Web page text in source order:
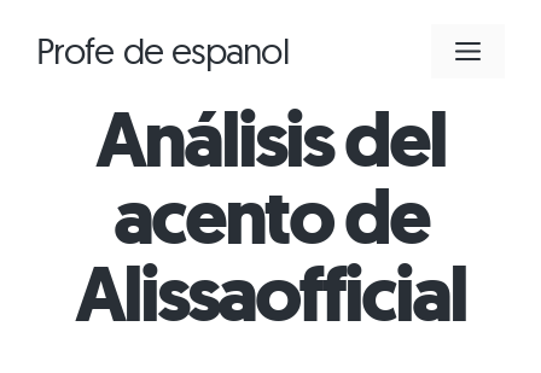
Profe de espanol
Análisis del
acento de
Alissaofficial